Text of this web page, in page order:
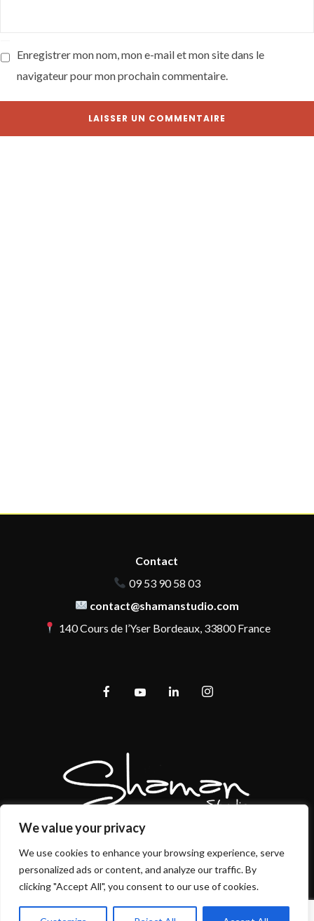
We value your privacy
We use cookies to enhance your browsing experience, serve
personalized ads or content, and analyze our traffic. By
clicking "Accept All", you consent to our use of cookies.
Enregistrer mon nom, mon e-mail et mon site dans le
navigateur pour mon prochain commentaire.
Contact
09 53 90 58 03
contact@shamanstudio.com
140 Cours de l’Yser Bordeaux, 33800 France
Mentions légales et politique de confidentialité